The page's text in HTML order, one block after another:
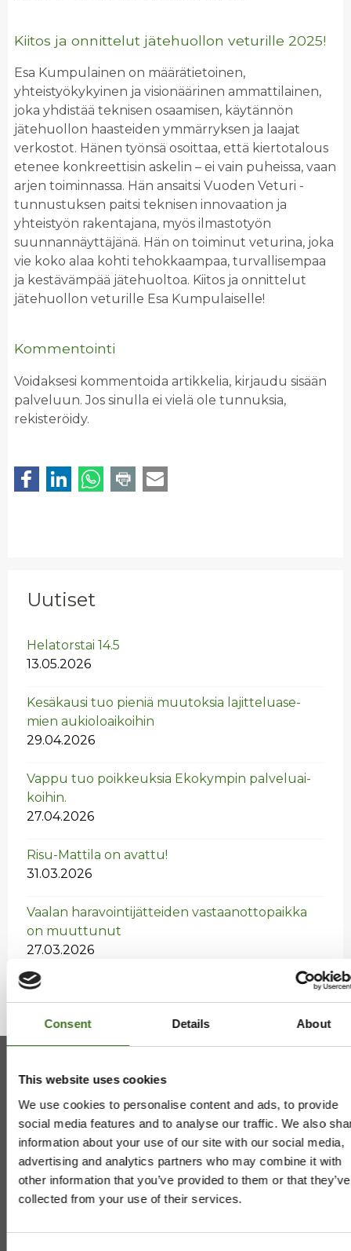
Consent Details About
This website uses cookies
We use cookies to personalise content and ads, to provide
social media features and to analyse our traffic. We also
information about your use of our site with our social media,
advertising and analytics partners who may combine it with
other information that you’ve provided to them or that they’ve
collected from your use of their services.
Uutiset
He­la­tors­tai 14.5
13.05.2026
Ke­sä­kausi tuo pie­niä muu­tok­sia la­jit­te­lua­se­
mien au­kio­loai­koi­hin
29.04.2026
Vappu tuo poik­keuk­sia Eko­kym­pin pal­ve­luai­
koi­hin.
27.04.2026
Risu-Mat­ti­la on avat­tu!
31.03.2026
Vaa­lan ha­ra­voin­ti­jät­tei­den vas­taan­ot­to­paik­ka
on muut­tu­nut
27.03.2026
Kiitos ja onnittelut jätehuollon veturille 2025!
Esa Kumpulainen on määrätietoinen,
yhteistyökykyinen ja visionäärinen ammattilainen,
joka yhdistää teknisen osaamisen, käytännön
jätehuollon haasteiden ymmärryksen ja laajat
verkostot. Hänen työnsä osoittaa, että kiertotalous
etenee konkreettisin askelin – ei vain puheissa, vaan
arjen toiminnassa. Hän ansaitsi Vuoden Veturi -
tunnustuksen paitsi teknisen innovaation ja
yhteistyön rakentajana, myös ilmastotyön
suunnannäyttäjänä. Hän on toiminut veturina, joka
vie koko alaa kohti tehokkaampaa, turvallisempaa
ja kestävämpää jätehuoltoa. Kiitos ja onnittelut
jätehuollon veturille Esa Kumpulaiselle!
Kommentointi
Voidaksesi kommentoida artikkelia, kirjaudu sisään
palveluun. Jos sinulla ei vielä ole tunnuksia,
rekisteröidy.
Kainuun jätehuollon kuntayhtymä
Viestitie 2, 87700 Kajaani
08 636 611,info@ekokymppi.fi
Avoinna arkisin 9 - 15